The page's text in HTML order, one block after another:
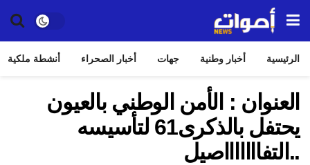
الرئيسية أخبار وطنية جهات أخبار الصحراء أنشطة ملكية
العنوان : الأمن الوطني بالعيون
يحتفل بالذكرى61 لتأسيسه
..التفاااااااصيل